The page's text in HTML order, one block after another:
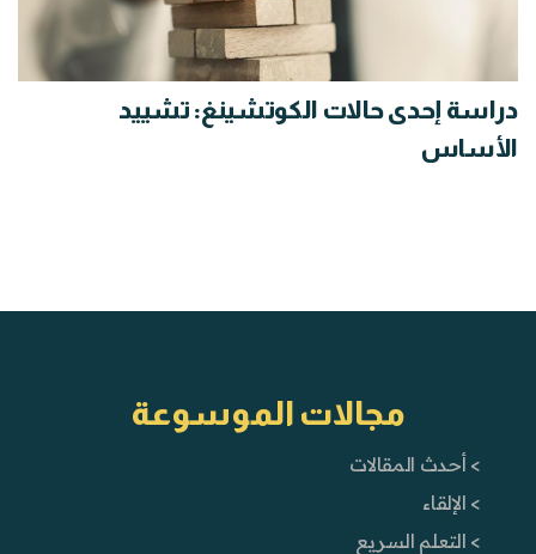
دراسة إحدى حالات الكوتشينغ: تشييد
الأساس
مجالات الموسوعة
> أحدث المقالات
> الإلقاء
> التعلم السريع